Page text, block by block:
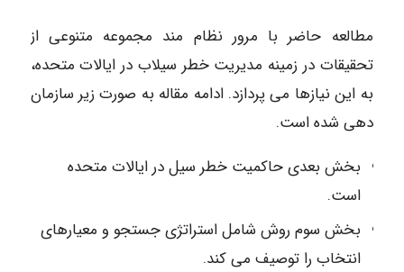
مطالعه حاضر با مرور نظام مند مجموعه متنوعی از
تحقیقات در زمینه مدیریت خطر سیلاب در ایالات متحده،
به این نیازها می پردازد. ادامه مقاله به صورت زیر سازمان
دهی شده است.
بخش بعدی حاکمیت خطر سیل در ایالات متحده
است.
بخش سوم روش شامل استراتژی جستجو و معیارهای
انتخاب را توصیف می کند.